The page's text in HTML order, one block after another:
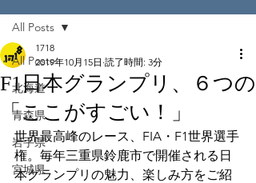
All Posts
北海道
青森県
岩手県
宮城県
All Posts
F1日本グランプリ、６つの
「ここがすごい！」
1718
2019年10月15日 読了時間: 3分
世界最高峰のレース、FIA・F1世界選手
権。毎年三重県鈴鹿市で開催される日
本グランプリの魅力、楽しみ方をご紹